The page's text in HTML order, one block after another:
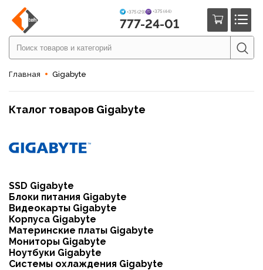
+375 (29) +375 (44)
777-24-01
Главная Gigabyte
Кталог товаров Gigabyte
SSD Gigabyte
Блоки питания Gigabyte
Видеокарты Gigabyte
Корпуса Gigabyte
Материнские платы Gigabyte
Мониторы Gigabyte
Ноутбуки Gigabyte
Системы охлаждения Gigabyte